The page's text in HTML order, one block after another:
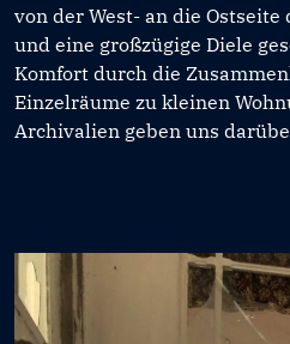
von der West- an die Ostseite
und eine großzügige Diele
Komfort durch die
Einzelräume zu kleinen
Archivalien geben uns